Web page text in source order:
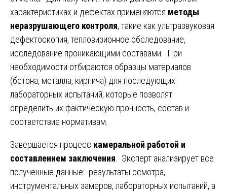
характеристиках и дефектах применяются методы
неразрушающего контроля, такие как ультразвуковая
дефектоскопия, тепловизионное обследование,
исследование проникающими составами. При
необходимости отбираются образцы материалов
(бетона, металла, кирпича) для последующих
лабораторных испытаний, которые позволят
определить их фактическую прочность, состав и
соответствие нормативам.
Завершается процесс камеральной работой и
составлением заключения . Эксперт анализирует все
полученные данные: результаты осмотра,
инструментальных замеров, лабораторных испытаний, а